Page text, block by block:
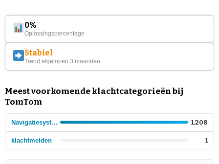
0%
Oplossingspercentage
Stabiel
Trend afgelopen 3 maanden
Meest voorkomende klachtcategorieën bij
TomTom
Navigatiesystemen 1.208
klachtmelden 1